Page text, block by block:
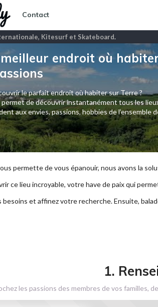
Contact
Kitesurf et Skateboard.
endroit où
le parfait endroit où habiter sur Terre ?
permet de découvrir instantanément tous les
aux envies, passions, hobbies de l’ensemble
permette de vous épanouir, nous avons la
ce lieu incroyable, votre have de paix qui
besoins et affinez votre recherche. Ensuite,
1.
les passions des membres de vos familles,